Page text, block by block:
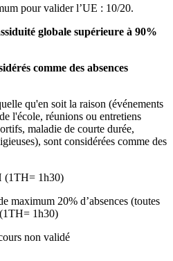
pour valider l’UE : 10/20.
globale supérieure à 90%
comme des absences
qu'en soit la raison (événements
l'école, réunions ou entretiens
maladie de courte durée,
sont considérées comme des
(1TH= 1h30)
maximum 20% d’absences (toutes
1h30)
non validé